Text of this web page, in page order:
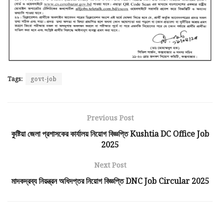
Tags: govt-job
Previous Post
কুষ্টিয়া জেলা প্রশাসকের কার্যালয় নিয়োগ বিজ্ঞপ্তি Kushtia DC Office Job
2025
Next Post
মাদকদ্রব্য নিয়ন্ত্রন অধিদপ্তর নিয়োগ বিজ্ঞপ্তি DNC Job Circular 2025